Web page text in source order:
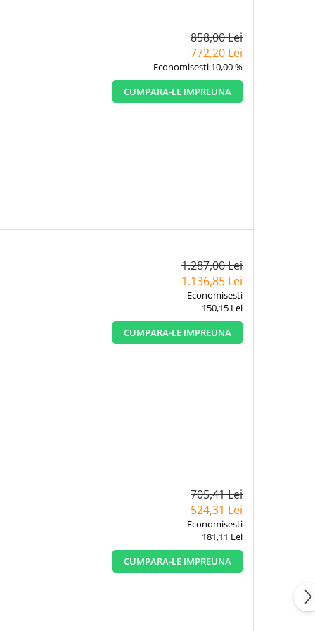
858,00 Lei
772,20 Lei
Economisesti 10,00 %
CUMPARA-LE IMPREUNA
1.287,00 Lei
1.136,85 Lei
Economisesti
150,15 Lei
CUMPARA-LE IMPREUNA
705,41 Lei
524,31 Lei
Economisesti
181,11 Lei
CUMPARA-LE IMPREUNA